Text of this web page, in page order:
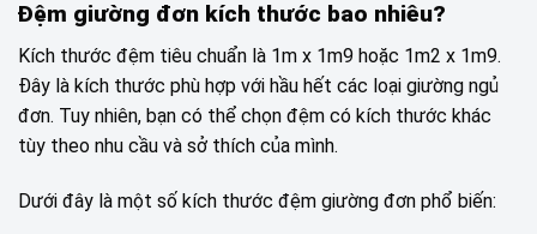
Đệm giường đơn kích thước bao nhiêu?
Kích thước đệm tiêu chuẩn là 1m x 1m9 hoặc 1m2 x 1m9.
Đây là kích thước phù hợp với hầu hết các loại giường ngủ
đơn. Tuy nhiên, bạn có thể chọn đệm có kích thước khác
tùy theo nhu cầu và sở thích của mình.
Dưới đây là một số kích thước đệm giường đơn phổ biến: